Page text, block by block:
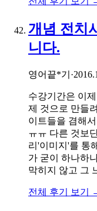
개념 전치
니다.
영어끝*기 ·
수강기간은 이
제 것으로 만들
이트들을 겸해
ㅠㅠ 다른 것보
리'이미지'를 통
가 굳이 하나하
막히지 않고 그
전체 후기 보기